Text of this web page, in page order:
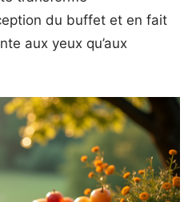
du buffet et en fait
aux yeux qu’aux